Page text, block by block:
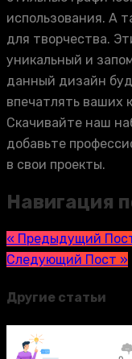
использования. А
для творчества.
уникальный и
данный дизайн
впечатлять ваших
Скачивайте наш
добавьте
в свои проекты.
Навигация
« Предыдущий
Следующий Пост »
Другие статьи